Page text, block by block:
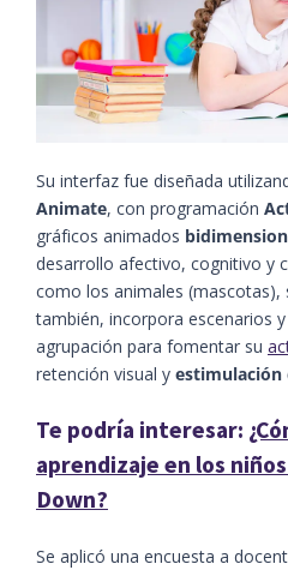
Su interfaz fue diseñada
Animate, con programación
gráficos animados
desarrollo afectivo, cognitivo y
como los animales (mascotas),
también, incorpora escenarios
agrupación para fomentar su
retención visual y estimulación
Te podría interesar:
aprendizaje en los
Down?
Se aplicó una encuesta a